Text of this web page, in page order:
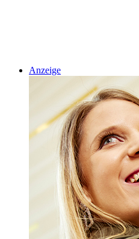
Anzeige